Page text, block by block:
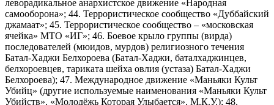
леворадикальное анархистское движение «Народная
самооборона»; 44. Террористическое сообщество «Дуббайский
джамаат»; 45. Террористическое сообщество – «московская
ячейка» МТО «ИГ»; 46. Боевое крыло группы (вирда)
последователей (мюидов, мурдов) религиозного течения
Батал-Хаджи Белхороева (Батал-Хаджи, баталхаджинцев,
белхороевцев, тариката шейха овлия (устаза) Батал-Хаджи
Белхороева); 47. Международное движение «Маньяки Культ
Убийц» (другие используемые наименования «Маньяки Культ
Убийств», «Молодёжь Которая Улыбается», М.К.У.); 48.